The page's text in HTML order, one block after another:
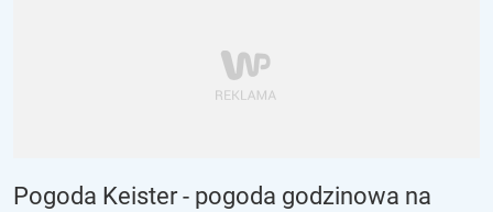
Pogoda Keister - pogoda godzinowa na